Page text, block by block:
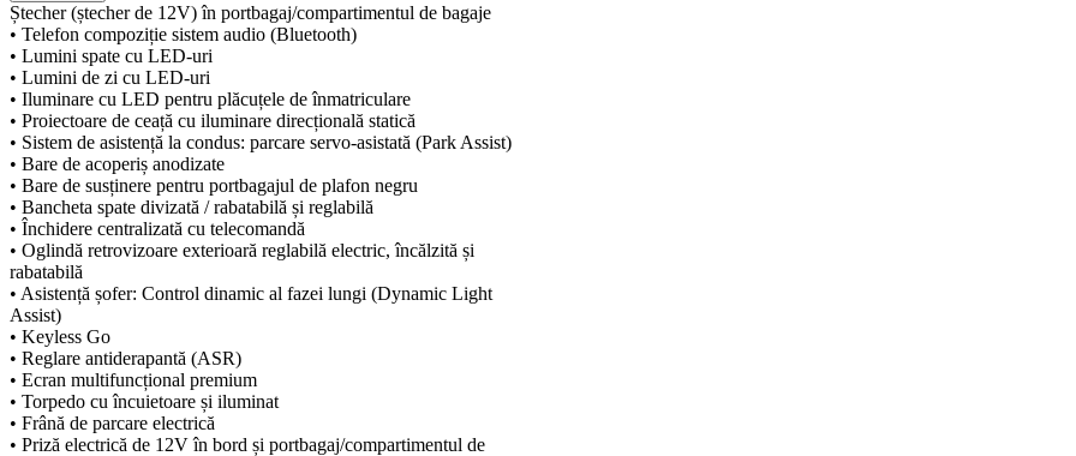
Ștecher (ștecher de 12V) în portbagaj/compartimentul de bagaje
• Telefon compoziție sistem audio (Bluetooth)
• Lumini spate cu LED-uri
• Lumini de zi cu LED-uri
• Iluminare cu LED pentru plăcuțele de înmatriculare
• Proiectoare de ceață cu iluminare direcțională statică
• Sistem de asistență la condus: parcare servo-asistată (Park Assist)
• Bare de acoperiș anodizate
• Bare de susținere pentru portbagajul de plafon negru
• Bancheta spate divizată / rabatabilă și reglabilă
• Închidere centralizată cu telecomandă
• Oglindă retrovizoare exterioară reglabilă electric, încălzită și
rabatabilă
• Asistență șofer: Control dinamic al fazei lungi (Dynamic Light
Assist)
• Keyless Go
• Reglare antiderapantă (ASR)
• Ecran multifuncțional premium
• Torpedo cu încuietoare și iluminat
• Frână de parcare electrică
• Priză electrică de 12V în bord și portbagaj/compartimentul de